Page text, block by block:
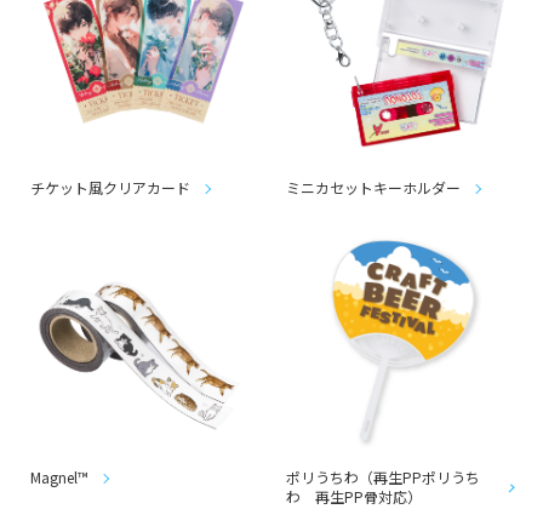
チケット風クリアカード ミニカセットキーホルダー
Magnel™
ポリうちわ（再生PPポリうち
わ 再生PP骨対応）